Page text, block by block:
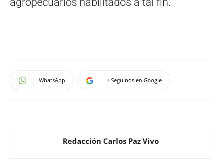
WhatsApp + Seguinos en Google
Redacción Carlos Paz Vivo